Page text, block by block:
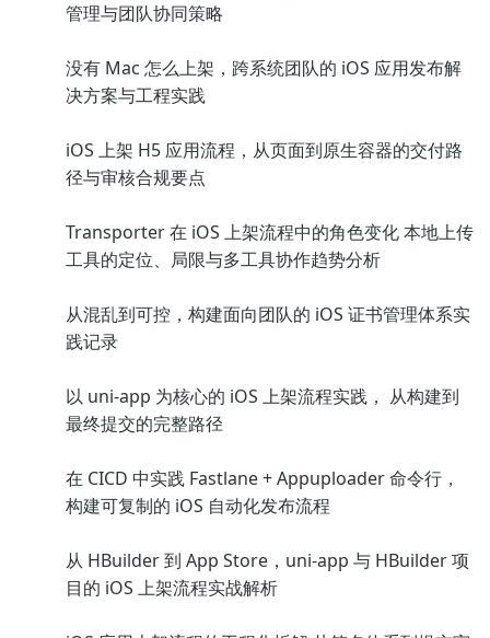
管理与团队协同策略
没有 Mac 怎么上架，跨系统团队的 iOS 应用发布解
决方案与工程实践
iOS 上架 H5 应用流程，从页面到原生容器的交付路
径与审核合规要点
Transporter 在 iOS 上架流程中的角色变化 本地上传
工具的定位、局限与多工具协作趋势分析
从混乱到可控，构建面向团队的 iOS 证书管理体系实
践记录
以 uni-app 为核心的 iOS 上架流程实践， 从构建到
最终提交的完整路径
在 CICD 中实践 Fastlane + Appuploader 命令行，
构建可复制的 iOS 自动化发布流程
从 HBuilder 到 App Store，uni-app 与 HBuilder 项
目的 iOS 上架流程实战解析